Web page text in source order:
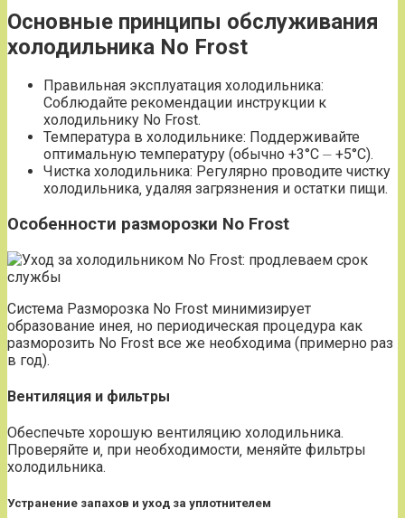
Основные принципы обслуживания
холодильника No Frost
Правильная эксплуатация холодильника:
Соблюдайте рекомендации инструкции к
холодильнику No Frost.
Температура в холодильнике: Поддерживайте
оптимальную температуру (обычно +3°C ⏤ +5°C).
Чистка холодильника: Регулярно проводите чистку
холодильника‚ удаляя загрязнения и остатки пищи.
Особенности разморозки No Frost
Система Разморозка No Frost минимизирует
образование инея‚ но периодическая процедура как
разморозить No Frost все же необходима (примерно раз
в год).
Вентиляция и фильтры
Обеспечьте хорошую вентиляцию холодильника.
Проверяйте и‚ при необходимости‚ меняйте фильтры
холодильника.
Устранение запахов и уход за уплотнителем